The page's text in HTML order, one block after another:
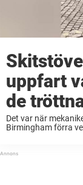
uppfart
de
Det var när
Birmingham förra